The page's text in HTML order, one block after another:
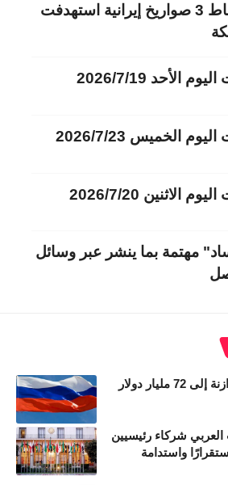
وإسقاط 3 صواريخ إيرانية استهدفت
الأحد 2026/7/19
الخميس 2026/7/23
الاثنين 2026/7/20
مهتمة بما ينشر عبر وسائل
دولار
العربي شركاء رئيسيين
واستدامة